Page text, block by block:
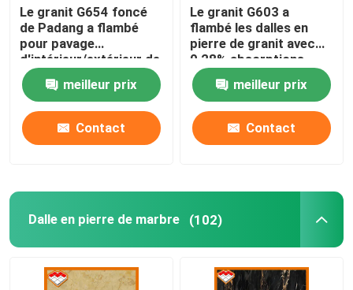
Le granit G654 foncé
de Padang a flambé
pour pavage
d'intérieur/extérieur de
plancher
meilleur prix
Contact
Le granit G603 a
flambé les dalles en
pierre de granit avec
0,28% absorptions
d'eau
meilleur prix
Contact
Dalle en pierre de marbre (102)